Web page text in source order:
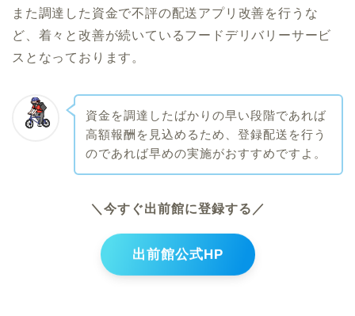
また調達した資金で不評の配送アプリ改善を行うな
ど、着々と改善が続いているフードデリバリーサービ
スとなっております。
資金を調達したばかりの早い段階であれば
高額報酬を見込めるため、登録配送を行う
のであれば早めの実施がおすすめですよ。
＼今すぐ出前館に登録する／
出前館公式HP